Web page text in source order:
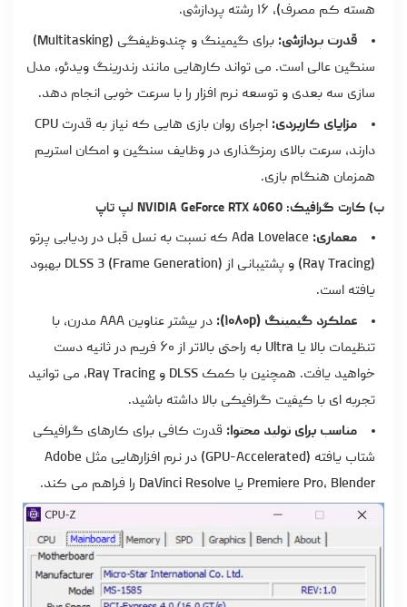
هسته کم مصرف)، ۱۶ رشته پردازشی.
قدرت پردازشی:
برای گیمینگ و چندوظیفگی (Multitasking)
سنگین عالی است. می تواند کارهایی مانند رندرینگ ویدئو، مدل
سازی سه بعدی و توسعه نرم افزار را با سرعت خوبی انجام دهد.
مزایای کاربردی:
اجرای روان بازی هایی که نیاز به قدرت CPU
دارند، سرعت بالای رمزگذاری در وظایف سنگین و امکان استریم
همزمان هنگام بازی.
ب) کارت گرافیک: NVIDIA GeForce RTX 4060 لپ تاپ
معماری:
Ada Lovelace که نسبت به نسل قبل در ردیابی پرتو
(Ray Tracing) و پشتیبانی از DLSS 3 (Frame Generation) بهبود
یافته است.
عملکرد گیمینگ (۱۰۸۰p):
در بیشتر عناوین AAA مدرن، با
تنظیمات بالا یا Ultra به راحتی بالاتر از ۶۰ فریم در ثانیه دست
خواهید یافت. همچنین با کمک DLSS و Ray Tracing، می توانید
تجربه ای با کیفیت گرافیکی بالا داشته باشید.
مناسب برای تولید محتوا: قدرت کافی برای کارهای گرافیکی
شتاب یافته (GPU-Accelerated) در نرم افزارهایی مثل Adobe
Premiere Pro، Blender یا DaVinci Resolve را فراهم می کند.